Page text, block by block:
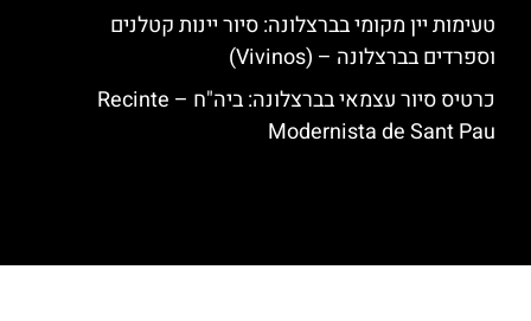
טעימות יין מקומי בברצלונה: סיור יינות קטלנים
וספרדים בברצלונה – (Vivinos)
כרטיס סיור עצמאי בברצלונה: ביה"ח – Recinte
Modernista de Sant Pau